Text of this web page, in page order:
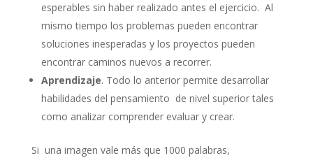
esperables sin haber realizado antes el ejercicio. Al
mismo tiempo los problemas pueden encontrar
soluciones inesperadas y los proyectos pueden
encontrar caminos nuevos a recorrer.
Aprendizaje. Todo lo anterior permite desarrollar
habilidades del pensamiento de nivel superior tales
como analizar comprender evaluar y crear.
Si una imagen vale más que 1000 palabras,